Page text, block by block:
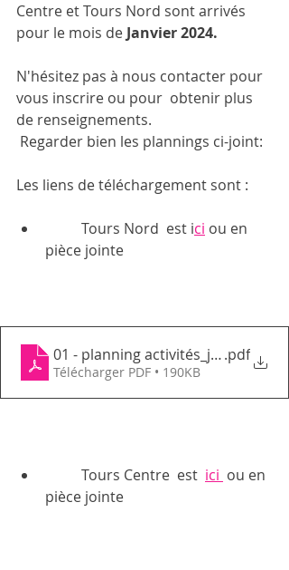
Centre et Tours Nord sont arrivés
pour le mois de Janvier 2024.
N'hésitez pas à nous contacter pour
vous inscrire ou pour  obtenir plus
de renseignements.
Regarder bien les plannings ci-joint:
Les liens de téléchargement sont :
	Tours Nord  est i
ci ou en
pièce jointe
01 - planning activités_janvier
.pdf
Télécharger PDF • 190KB
	Tours Centre  est
ici ou en
pièce jointe